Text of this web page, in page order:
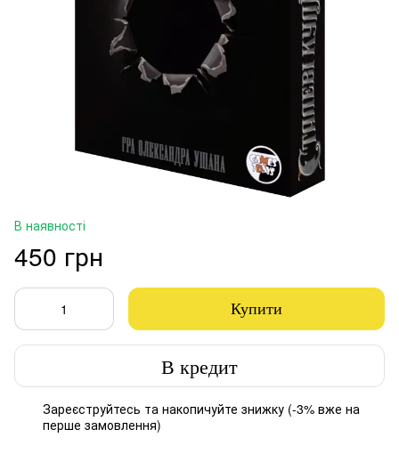
В наявності
450 грн
Купити
В кредит
Зареєструйтесь та накопичуйте знижку (-3% вже на
перше замовлення)